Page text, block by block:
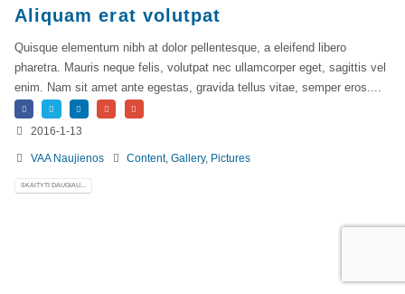
Aliquam erat volutpat
Quisque elementum nibh at dolor pellentesque, a eleifend libero
pharetra. Mauris neque felis, volutpat nec ullamcorper eget, sagittis vel
enim. Nam sit amet ante egestas, gravida tellus vitae, semper eros....
2016-1-13
VAA Naujienos Content,Gallery, Pictures
SKAITYTI DAUGIAU...
Copyright © 2018 - 2023, Vidaus auditorių
asociacija | IIA Lithuania |